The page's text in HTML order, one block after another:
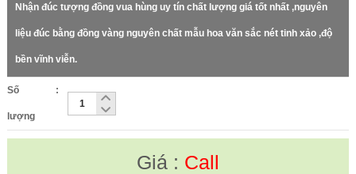
Nhận đúc tượng đồng vua hùng uy tín chất lượng giá tốt nhất ,nguyên
liệu đúc bằng đồng vàng nguyên chất mẫu hoa văn sắc nét tinh xảo ,độ
bền vĩnh viễn.
Số
lượng
:
Giá : Call